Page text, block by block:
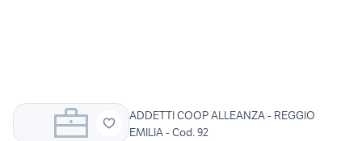
ADDETTI COOP ALLEANZA - REGGIO
EMILIA - Cod. 92